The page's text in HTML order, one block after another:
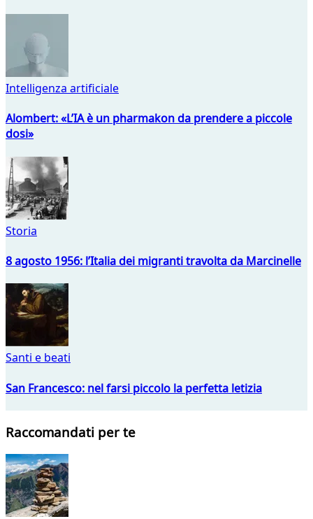
Intelligenza artificiale
Alombert: «L’IA è un pharmakon da prendere a piccole
dosi»
Storia
8 agosto 1956: l’Italia dei migranti travolta da Marcinelle
Santi e beati
San Francesco: nel farsi piccolo la perfetta letizia
Raccomandati per te